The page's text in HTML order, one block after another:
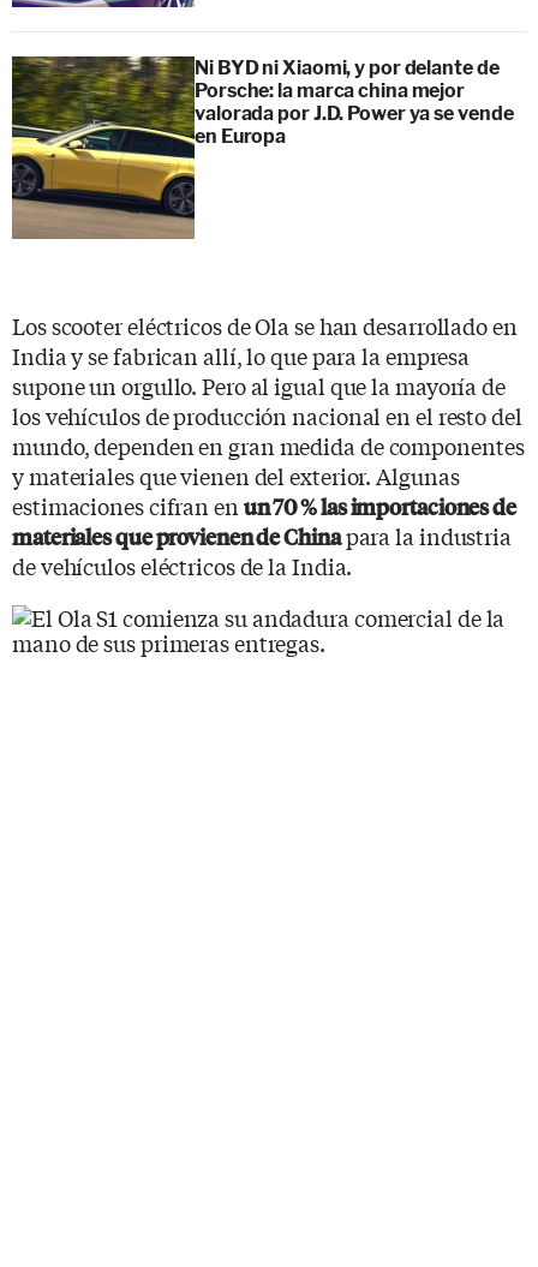
Ni BYD ni Xiaomi, y por delante de
Porsche: la marca china mejor
valorada por J.D. Power ya se vende
en Europa
Los scooter eléctricos de Ola se han desarrollado en
India y se fabrican allí, lo que para la empresa
supone un orgullo. Pero al igual que la mayoría de
los vehículos de producción nacional en el resto del
mundo, dependen en gran medida de componentes
y materiales que vienen del exterior. Algunas
estimaciones cifran en un 70 % las importaciones de
materiales que provienen de Chinapara la industria
de vehículos eléctricos de la India.